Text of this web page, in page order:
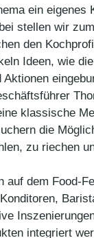
ein eigenes
stellen wir
den
Ideen, wie
Aktionen
klassische
die
zu riechen
auf dem Food-
integriert